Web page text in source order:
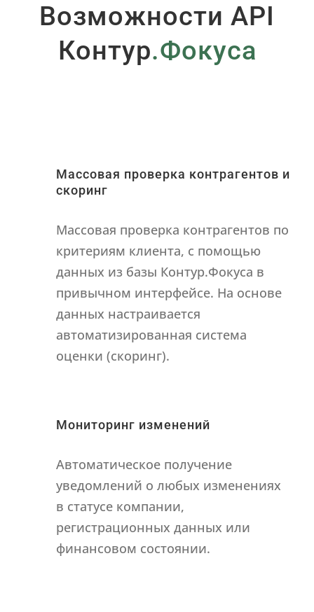
Возможности API
Контур.Фокуса
Массовая проверка контрагентов и
скоринг
Массовая проверка контрагентов по
критериям клиента, с помощью
данных из базы Контур.Фокуса в
привычном интерфейсе. На основе
данных настраивается
автоматизированная система
оценки (скоринг).
Мониторинг изменений
Автоматическое получение
уведомлений о любых изменениях
в статусе компании,
регистрационных данных или
финансовом состоянии.